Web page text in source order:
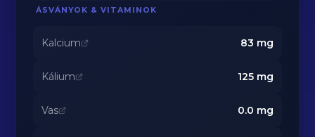
ÁSVÁNYOK & VITAMINOK
Kalcium 83 mg
Kálium 125mg
Vas 0.0 mg